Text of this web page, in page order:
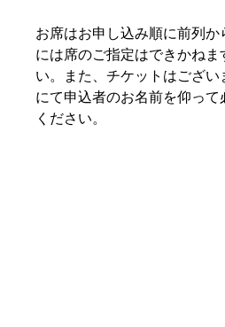
お席はお申し込み順に前列
には席のご指定はできかねま
い。また、チケットはござ
にて申込者のお名前を仰っ
ください。